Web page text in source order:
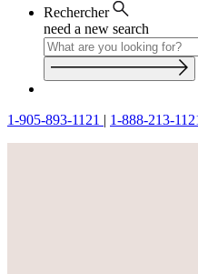
Rechercher
need a new search
1-905-893-1121 | 1-888-213-